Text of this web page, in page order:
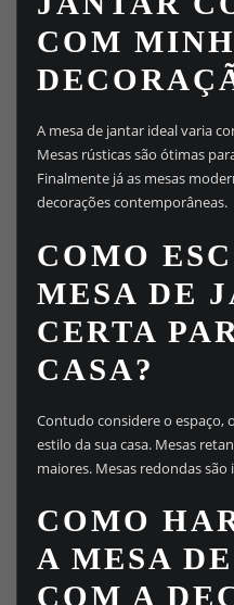
COM
A mesa de jantar ideal varia
Mesas rústicas são ótimas
Finalmente já as mesas
decorações contemporâneas.
COMO
MESA DE
CERTA
CASA?
Contudo considere o espaço,
estilo da sua casa. Mesas
maiores. Mesas redondas são
COMO
A MESA
COM A